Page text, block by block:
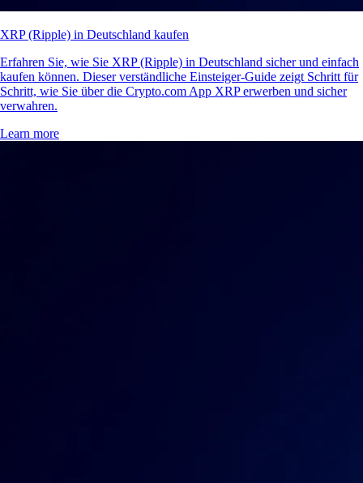
XRP (Ripple) in Deutschland kaufen
Erfahren Sie, wie Sie XRP (Ripple) in Deutschland sicher und einfach
kaufen können. Dieser verständliche Einsteiger-Guide zeigt Schritt für
Schritt, wie Sie über die Crypto.com App XRP erwerben und sicher
verwahren.
Learn more